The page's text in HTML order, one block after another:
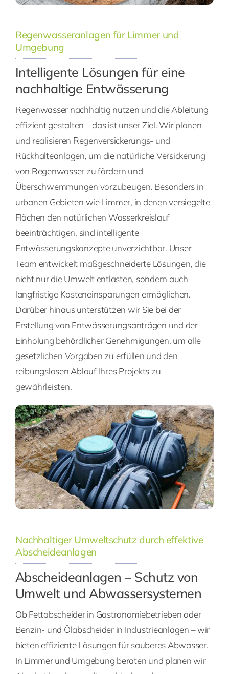
Regenwasseranlagen für Limmer und
Umgebung
Intelligente Lösungen für eine
nachhaltige Entwässerung
Regenwasser nachhaltig nutzen und die Ableitung
effizient gestalten – das ist unser Ziel. Wir planen
und realisieren Regenversickerungs- und
Rückhalteanlagen, um die natürliche Versickerung
von Regenwasser zu fördern und
Überschwemmungen vorzubeugen. Besonders in
urbanen Gebieten wie Limmer, in denen versiegelte
Flächen den natürlichen Wasserkreislauf
beeinträchtigen, sind intelligente
Entwässerungskonzepte unverzichtbar. Unser
Team entwickelt maßgeschneiderte Lösungen, die
nicht nur die Umwelt entlasten, sondern auch
langfristige Kosteneinsparungen ermöglichen.
Darüber hinaus unterstützen wir Sie bei der
Erstellung von Entwässerungsanträgen und der
Einholung behördlicher Genehmigungen, um alle
gesetzlichen Vorgaben zu erfüllen und den
reibungslosen Ablauf Ihres Projekts zu
gewährleisten.
Nachhaltiger Umweltschutz durch effektive
Abscheideanlagen
Abscheideanlagen – Schutz von
Umwelt und Abwassersystemen
Ob Fettabscheider in Gastronomiebetrieben oder
Benzin- und Ölabscheider in Industrieanlagen – wir
bieten effiziente Lösungen für sauberes Abwasser.
In Limmer und Umgebung beraten und planen wir